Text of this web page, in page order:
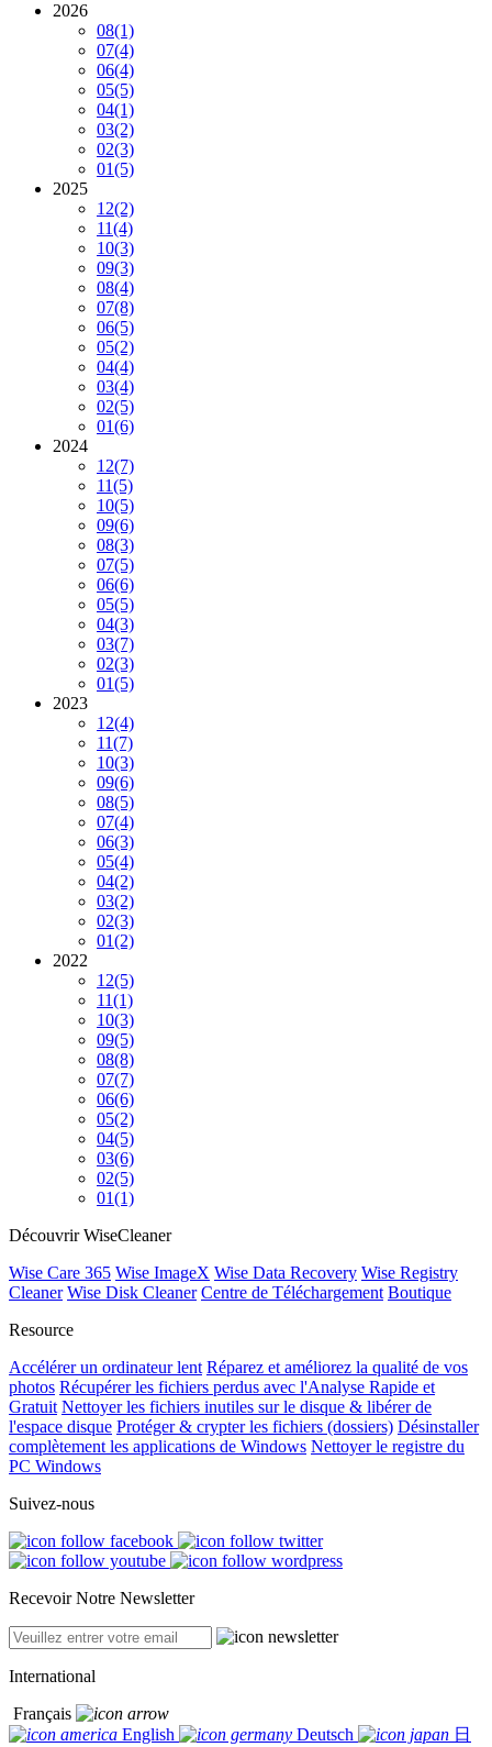
2026
08(1)
07(4)
06(4)
05(5)
04(1)
03(2)
02(3)
01(5)
2025
12(2)
11(4)
10(3)
09(3)
08(4)
07(8)
06(5)
05(2)
04(4)
03(4)
02(5)
01(6)
2024
12(7)
11(5)
10(5)
09(6)
08(3)
07(5)
06(6)
05(5)
04(3)
03(7)
02(3)
01(5)
2023
12(4)
11(7)
10(3)
09(6)
08(5)
07(4)
06(3)
05(4)
04(2)
03(2)
02(3)
01(2)
2022
12(5)
11(1)
10(3)
09(5)
08(8)
07(7)
06(6)
05(2)
04(5)
03(6)
02(5)
01(1)
Découvrir WiseCleaner
Wise Care 365 Wise ImageX Wise Data Recovery Wise Registry
Cleaner Wise Disk Cleaner Centre de Téléchargement Boutique
Resource
Accélérer un ordinateur lent Réparez et améliorez la qualité de vos
photos Récupérer les fichiers perdus avec l'Analyse Rapide et
Gratuit Nettoyer les fichiers inutiles sur le disque & libérer de
l'espace disque Protéger & crypter les fichiers (dossiers) Désinstaller
complètement les applications de Windows Nettoyer le registre du
PC Windows
Suivez-nous
Recevoir Notre Newsletter
International
Français
English
Deutsch 日